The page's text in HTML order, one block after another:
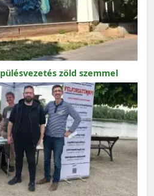
zöld szemmel